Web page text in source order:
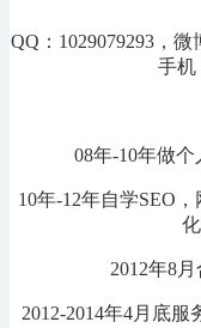
QQ：1029079293，微
手机
08年-10年做个
10年-12年自学SEO
2012年8
2012-2014年4月底服